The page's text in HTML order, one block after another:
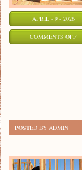
APRIL - 9 - 2026
COMMENTS OFFON
POSTED BY ADMIN